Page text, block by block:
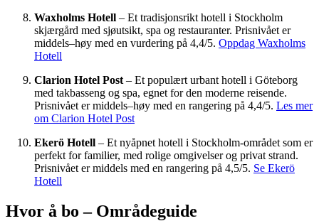
Waxholms Hotell – Et tradisjonsrikt hotell i Stockholm
skjærgård med sjøutsikt, spa og restauranter. Prisnivået er
middels–høy med en vurdering på 4,4/5. Oppdag Waxholms
Hotell
Clarion Hotel Post – Et populært urbant hotell i Göteborg
med takbasseng og spa, egnet for den moderne reisende.
Prisnivået er middels–høy med en rangering på 4,4/5. Les mer
om Clarion Hotel Post
Ekerö Hotell – Et nyåpnet hotell i Stockholm-området som er
perfekt for familier, med rolige omgivelser og privat strand.
Prisnivået er middels med en rangering på 4,5/5. Se Ekerö
Hotell
Hvor å bo – Områdeguide